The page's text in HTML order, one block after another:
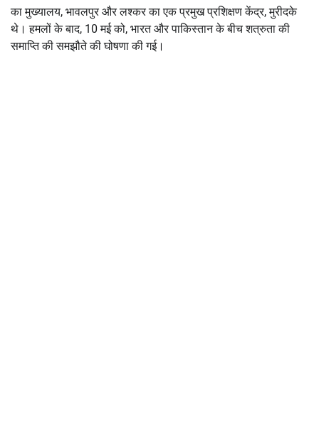
का मुख्यालय, भावलपुर और लश्कर का एक प्रमुख प्रशिक्षण केंद्र, मुरीदके
थे। हमलों के बाद, 10 मई को, भारत और पाकिस्तान के बीच शत्रुता की
समाप्ति की समझौते की घोषणा की गई।